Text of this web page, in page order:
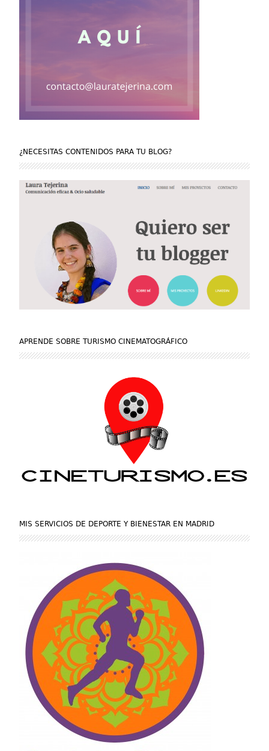
¿NECESITAS CONTENIDOS PARA TU BLOG?
APRENDE SOBRE TURISMO CINEMATOGRÁFICO
MIS SERVICIOS DE DEPORTE Y BIENESTAR EN MADRID